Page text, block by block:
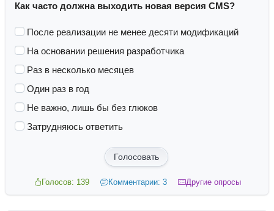
Как часто должна выходить новая версия CMS?
После реализации не менее десяти модификаций
На основании решения разработчика
Раз в несколько месяцев
Один раз в год
Не важно, лишь бы без глюков
Затрудняюсь ответить
Голосовать
Голосов: 139 Комментарии: 3 Другие опросы